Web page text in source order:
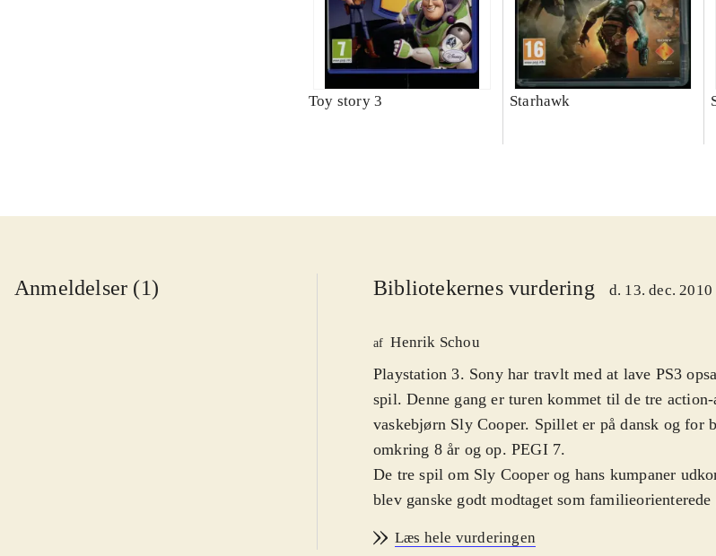
Toy story 3 Starhawk
Anmeldelser (1) Bibliotekernes vurdering d. 13. dec. 2010
af Henrik Schou
Playstation 3. Sony har travlt med at lave PS3
spil. Denne gang er turen kommet til de tre
vaskebjørn Sly Cooper. Spillet er på dansk og for
omkring 8 år og op. PEGI 7.
De tre spil om Sly Cooper og hans kumpaner
blev ganske godt modtaget som
persongalleri i form af forskellige dyr. I spillene
Læs hele vurderingen